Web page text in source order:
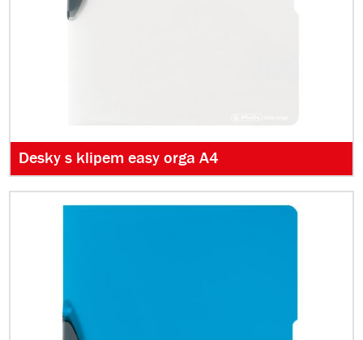
Desky s klipem easy orga A4